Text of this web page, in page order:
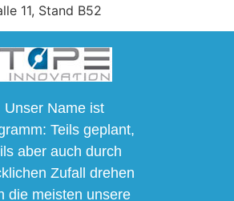
11, Stand B52
Unser Name ist
Teils geplant,
aber auch durch
Zufall drehen
die meisten unsere